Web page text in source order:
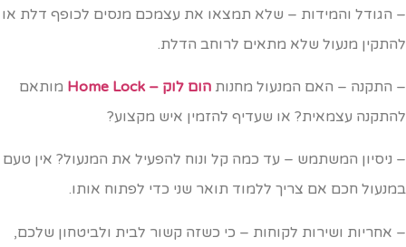
הגודל והמידות – שלא תמצאו את עצמכם מנסים לכופף דלת או
מנעול שלא מתאים לרוחב הדלת.
התקנה – האם המנעול מחנותהום לוק – Home Lock
מותאם
עצמאית? או שעדיף להזמין איש מקצוע?
ניסיון המשתמש – עד כמה קל ונוח להפעיל את המנעול? אין טעם
חכם אם צריך ללמוד תואר שני כדי לפתוח אותו.
אחריות ושירות לקוחות – כי כשזה קשור לבית ולביטחון שלכם,